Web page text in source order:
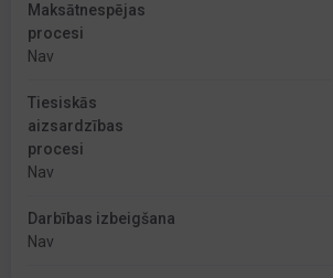
Maksātnespējas
procesi
Nav
Tiesiskās
aizsardzības
procesi
Nav
Darbības izbeigšana
Nav